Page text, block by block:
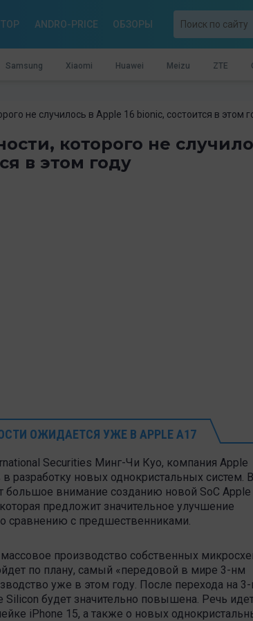
ANDRO-PRICE ОБЗОРЫ
Samsung Xiaomi Huawei Meizu ZTE
не случилось в Apple 16 bionic, состоится в этом
которого не
в этом году
ОЖИДАЕТСЯ УЖЕ В APPLE A17
Securities Минг-Чи Куо, компания Apple
разработку новых однокристальных систем. В
большое внимание созданию новой SoC Apple
предложит значительное улучшение
сравнению с предшественниками.
производство собственных
по плану, самый «передовой в мире 3-нм
уже в этом году. После перехода на
Silicon будет значительно повышена. Речь
iPhone 15, а также о новых